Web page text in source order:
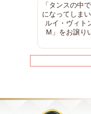
敷きになって、ぺしゃんこ
した」とご相談いただき、
の「モノグラム モンスリM
ただきました。リュックは